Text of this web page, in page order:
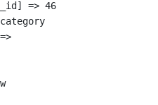
=> 46